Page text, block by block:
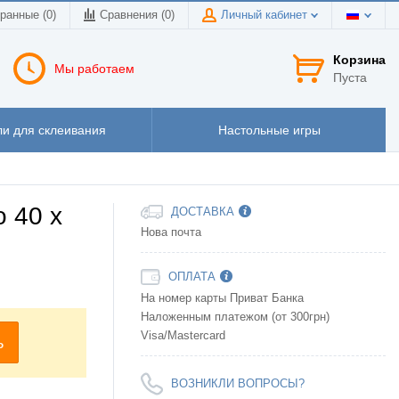
(0) Сравнения (0) Личный кабинет
Мы работаем
Корзина
Пуста
для склеивания Настольные игры
40 х
ДОСТАВКА
Нова почта
ОПЛАТА
На номер карты Приват Банка
Наложенным платежом (от 300грн)
Visa/Mastercard
ВОЗНИКЛИ ВОПРОСЫ?